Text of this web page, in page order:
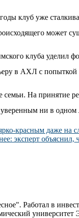
клуб уже
может
клуба уделил
в АХЛ с
На принятие
уверенным ни в
красным даже на
эксперт
Работал в